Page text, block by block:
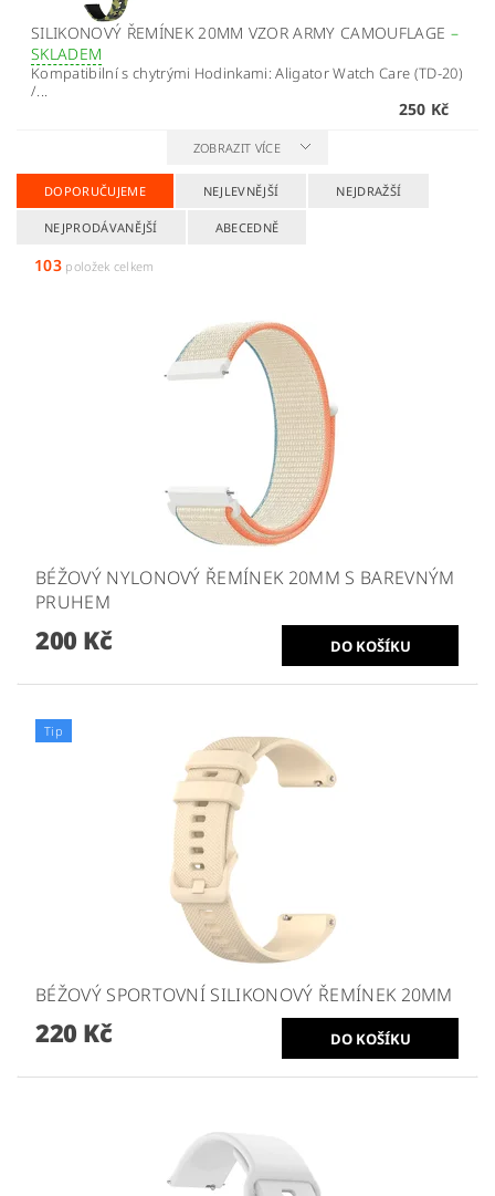
SILIKONOVÝ ŘEMÍNEK 20MM VZOR ARMY CAMOUFLAGE –
SKLADEM
Kompatibilní s chytrými Hodinkami: Aligator Watch Care (TD-20)
/...
250 Kč
ZOBRAZIT VÍCE
DOPORUČUJEME NEJLEVNĚJŠÍ NEJDRAŽŠÍ
NEJPRODÁVANĚJŠÍ ABECEDNĚ
103položek celkem
BÉŽOVÝ NYLONOVÝ ŘEMÍNEK 20MM S BAREVNÝM
PRUHEM
200 Kč
Tip
BÉŽOVÝ SPORTOVNÍ SILIKONOVÝ ŘEMÍNEK 20MM
220 Kč